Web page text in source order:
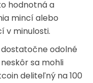
hodnotná a
mincí alebo
v minulosti.
dostatočne odolné
sa mohli
deliteľný na 100